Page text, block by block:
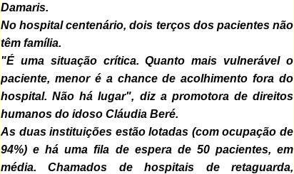
Damaris.
No hospital centenário, dois terços dos pacientes não
têm família.
"É uma situação crítica. Quanto mais vulnerável o
paciente, menor é a chance de acolhimento fora do
hospital. Não há lugar", diz a promotora de direitos
humanos do idoso Cláudia Beré.
As duas instituições estão lotadas (com ocupação de
94%) e há uma fila de espera de 50 pacientes, em
média. Chamados de hospitais de retaguarda,